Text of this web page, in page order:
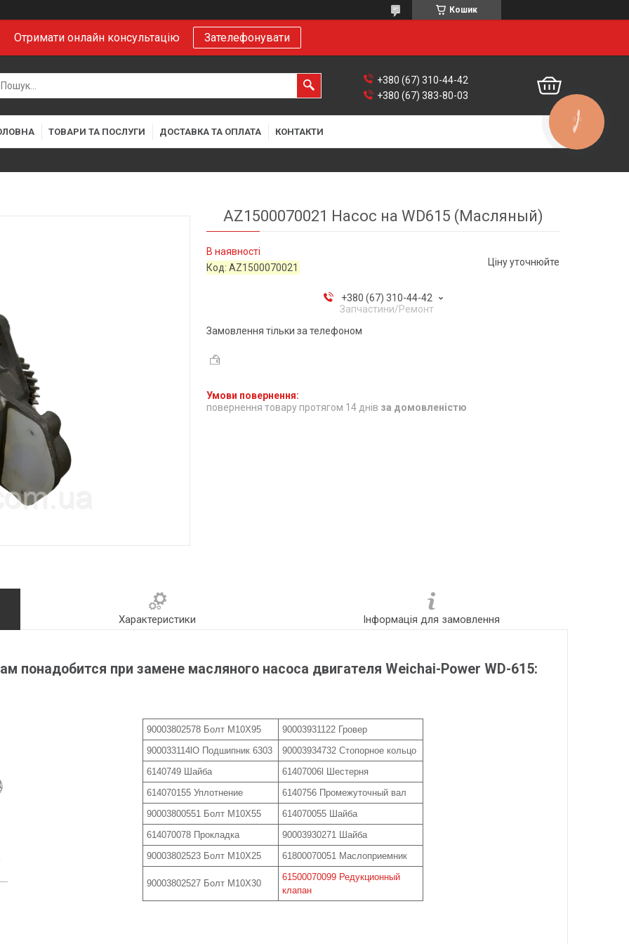
Кошик
Отримати онлайн консультацію Зателефонувати
+380 (67) 310-44-42
+380 (67) 383-80-03
ТОВАРИ ТА ПОСЛУГИ ДОСТАВКА ТА ОПЛАТА КОНТАКТИ
AZ1500070021 Насос на WD615 (Масляный)
В наявності
Код:AZ1500070021 Ціну уточнюйте
+380 (67) 310-44-42
Запчастини/Ремонт
Замовлення тільки за телефоном
повернення товару протягом 14 днів за домовленістю
Характеристики Інформація для замовлення
понадобится при замене масляного насоса двигателя Weichai-Power WD-615:
90003802578 Болт M10X95
90003931122 Гровер
900033114lO Подшипник 6303
90003934732 Стопорное кольцо
6140749 Шайба
61407006l Шестерня
614070155 Уплотнение
6140756 Промежуточный вал
90003800551 Болт M10X55
614070055 Шайба
614070078 Прокладка
90003930271 Шайба
90003802523 Болт M10X25
61800070051 Маслоприемник
90003802527 Болт M10X30
61500070099 Редукционный
клапан
КНОПКА
ЗВ'ЯЗКУ